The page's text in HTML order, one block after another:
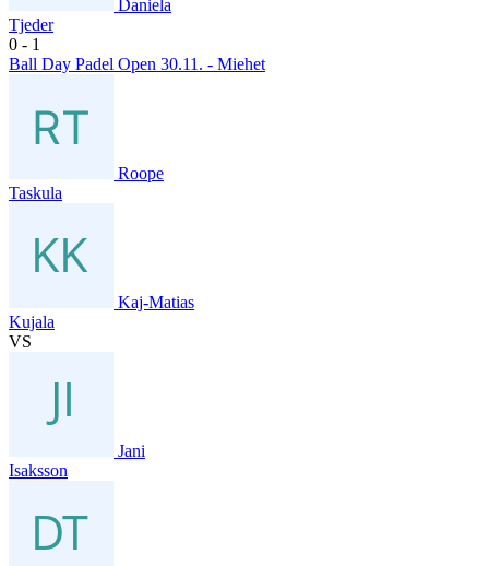
Daniela
Tjeder
0 - 1
Ball Day Padel Open 30.11. - Miehet
Roope
Taskula
Kaj-Matias
Kujala
VS
Jani
Isaksson